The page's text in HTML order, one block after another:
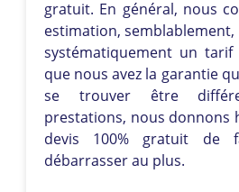
gratuit. En général, nous
estimation,
systématiquement un tarif
que nous avez la garantie
se trouver être
prestations, nous donnons
devis 100% gratuit de
débarrasser au plus.